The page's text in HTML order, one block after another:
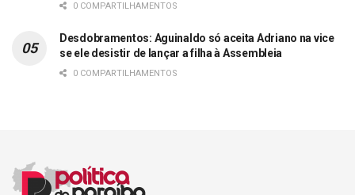
0 COMPARTILHAMENTOS
Desdobramentos: Aguinaldo só aceita Adriano na vice
se ele desistir de lançar a filha à Assembleia
0 COMPARTILHAMENTOS